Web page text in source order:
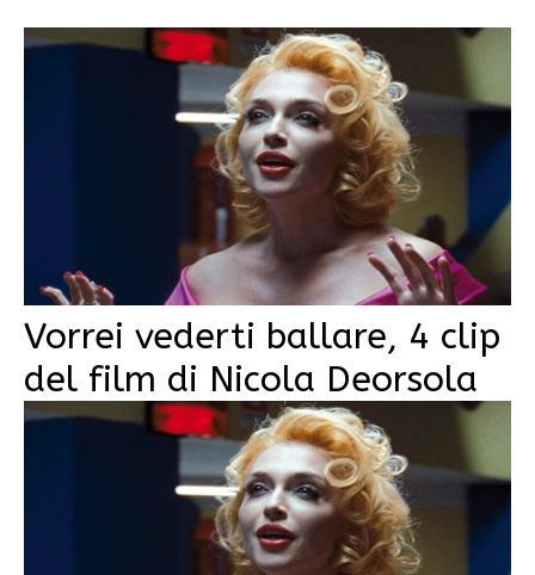
Vorrei vederti ballare, 4 clip
del film di Nicola Deorsola